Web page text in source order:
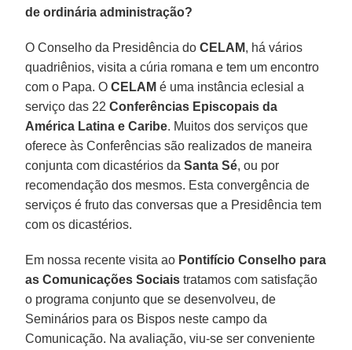
de ordinária administração?
O Conselho da Presidência doCELAM, há vários
quadriênios, visita a cúria romana e tem um encontro
com o Papa. OCELAM é uma instância eclesial a
serviço das 22Conferências Episcopais da
América Latina e Caribe. Muitos dos serviços que
oferece às Conferências são realizados de maneira
conjunta com dicastérios daSanta Sé, ou por
recomendação dos mesmos. Esta convergência de
serviços é fruto das conversas que a Presidência tem
com os dicastérios.
Em nossa recente visita ao Pontifício Conselho para
as Comunicações Sociais tratamos com satisfação
o programa conjunto que se desenvolveu, de
Seminários para os Bispos neste campo da
Comunicação. Na avaliação, viu-se ser conveniente